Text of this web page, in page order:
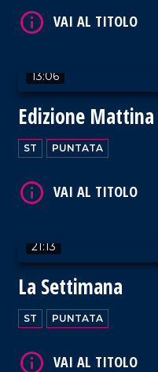
13:06
Edizione Mattina
ST PUNTATA
21:13
La Settimana
ST PUNTATA
VAI AL TITOLO
VAI AL TITOLO